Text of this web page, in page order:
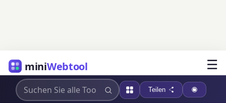
miniWebtool ☰
Teilen